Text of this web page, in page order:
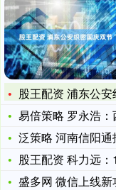
股王配资 浦东公安织密国庆双节“
易倍策略 罗永浩：西
泛策略 河南信阳通报
股王配资 科力远
盛多网 微信上线新